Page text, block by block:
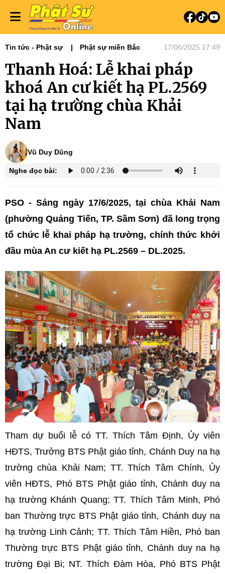
Tin tức - Phật sự Phật sự miền Bắc 17/06/2025 17:49
Thanh Hoá: Lễ khai pháp
khoá An cư kiết hạ PL.2569
tại hạ trường chùa Khải
Nam
Vũ Duy Dũng
Nghe đọc bài:
PSO - Sáng ngày 17/6/2025, tại chùa Khải Nam
(phường Quảng Tiến, TP. Sầm Sơn) đã long trọng
tổ chức lễ khai pháp hạ trường, chính thức khởi
đầu mùa An cư kiết hạ PL.2569 – DL.2025.
Tham dự buổi lễ có TT. Thích Tâm Định, Ủy viên
HĐTS, Trưởng BTS Phật giáo tỉnh, Chánh Duy na hạ
trường chùa Khải Nam; TT. Thích Tâm Chính, Ủy
viên HĐTS, Phó BTS Phật giáo tỉnh, Chánh duy na
hạ trường Khánh Quang; TT. Thích Tâm Minh, Phó
ban Thường trực BTS Phật giáo tỉnh, Chánh duy na
hạ trường Linh Cảnh; TT. Thích Tâm Hiền, Phó ban
Thường trực BTS Phật giáo tỉnh, Chánh duy na hạ
trường Đại Bi; NT. Thích Đàm Hòa, Phó BTS Phật